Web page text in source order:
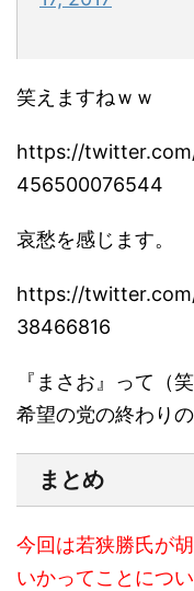
笑えますねｗｗ
https://
456500076544
哀愁を感じます。
https://
38466816
『まさお』って（笑
希望の党の終わり
まとめ
今回は若狭勝氏が
いかってことにつ